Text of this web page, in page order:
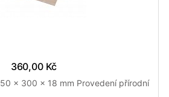
360,00 Kč
x 300 x 18 mm Provedení přírodní